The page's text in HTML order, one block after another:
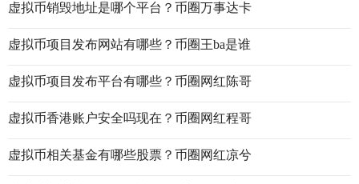
虚拟币销毁地址是哪个平台？币圈万事达卡
虚拟币项目发布网站有哪些？币圈王ba是谁
虚拟币项目发布平台有哪些？币圈网红陈哥
虚拟币香港账户安全吗现在？币圈网红程哥
虚拟币相关基金有哪些股票？币圈网红凉兮